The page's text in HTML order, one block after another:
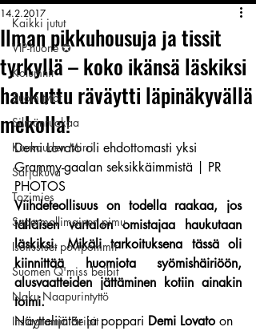
Kaikki jutut
VIP-huone ✪
Kolumnit
Suomitytöt
Silmänruokaa
Kuukauden Mirri
Sarjakuva
Tozimies
Supermallimainen pimu
Isotissiset povipommit
Suomen Q'miss beibit
Naku Naapurintyttö
Instagramin Beibit
Ilman pikkuhousuja ja tissit
tyrkyllä – koko ikänsä läskiksi
haukuttu räväytti läpinäkyvällä
mekolla!
14.2.2017
Demi Lovato oli ehdottomasti yksi
Grammy-gaalan seksikkäimmistä | PR
PHOTOS
Viihdeteollisuus on todella raakaa, jos
tälläisen vartalon omistajaa haukutaan
läskiksi. Mikäli tarkoituksena tässä oli
kiinnittää huomiota syömishäiriöön,
alusvaatteiden jättäminen kotiin ainakin
toimi.
Näyttelijätär ja poppari Demi Lovato on